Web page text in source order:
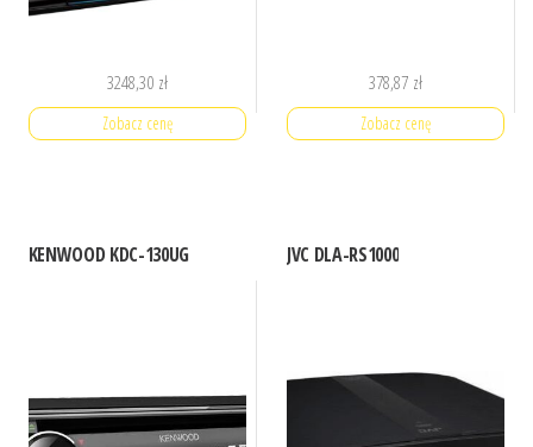
3248,30 zł
Zobacz cenę
378,87 zł
Zobacz cenę
KENWOOD KDC-130UG JVC DLA-RS1000